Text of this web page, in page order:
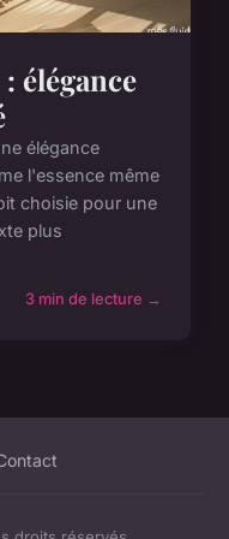
élégance
élégance
l'essence même
choisie pour une
plus
3 min de lecture →